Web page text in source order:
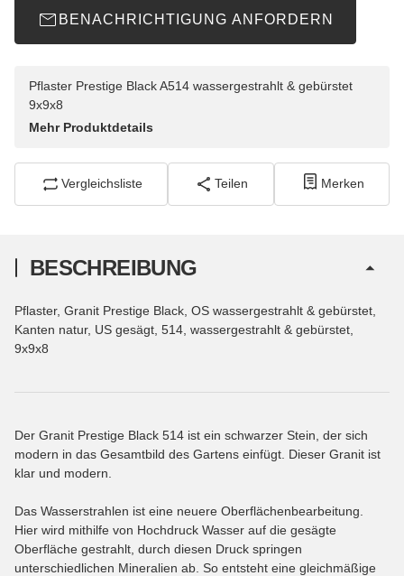
BENACHRICHTIGUNG ANFORDERN
Pflaster Prestige Black A514 wassergestrahlt & gebürstet
9x9x8
Mehr Produktdetails
Vergleichsliste Teilen Merken
BESCHREIBUNG
Pflaster, Granit Prestige Black, OS wassergestrahlt & gebürstet,
Kanten natur, US gesägt, 514, wassergestrahlt & gebürstet,
9x9x8
Der Granit Prestige Black 514 ist ein schwarzer Stein, der sich
modern in das Gesamtbild des Gartens einfügt. Dieser Granit ist
klar und modern.
Das Wasserstrahlen ist eine neuere Oberflächenbearbeitung.
Hier wird mithilfe von Hochdruck Wasser auf die gesägte
Oberfläche gestrahlt, durch diesen Druck springen
unterschiedlichen Mineralien ab. So entsteht eine gleichmäßige